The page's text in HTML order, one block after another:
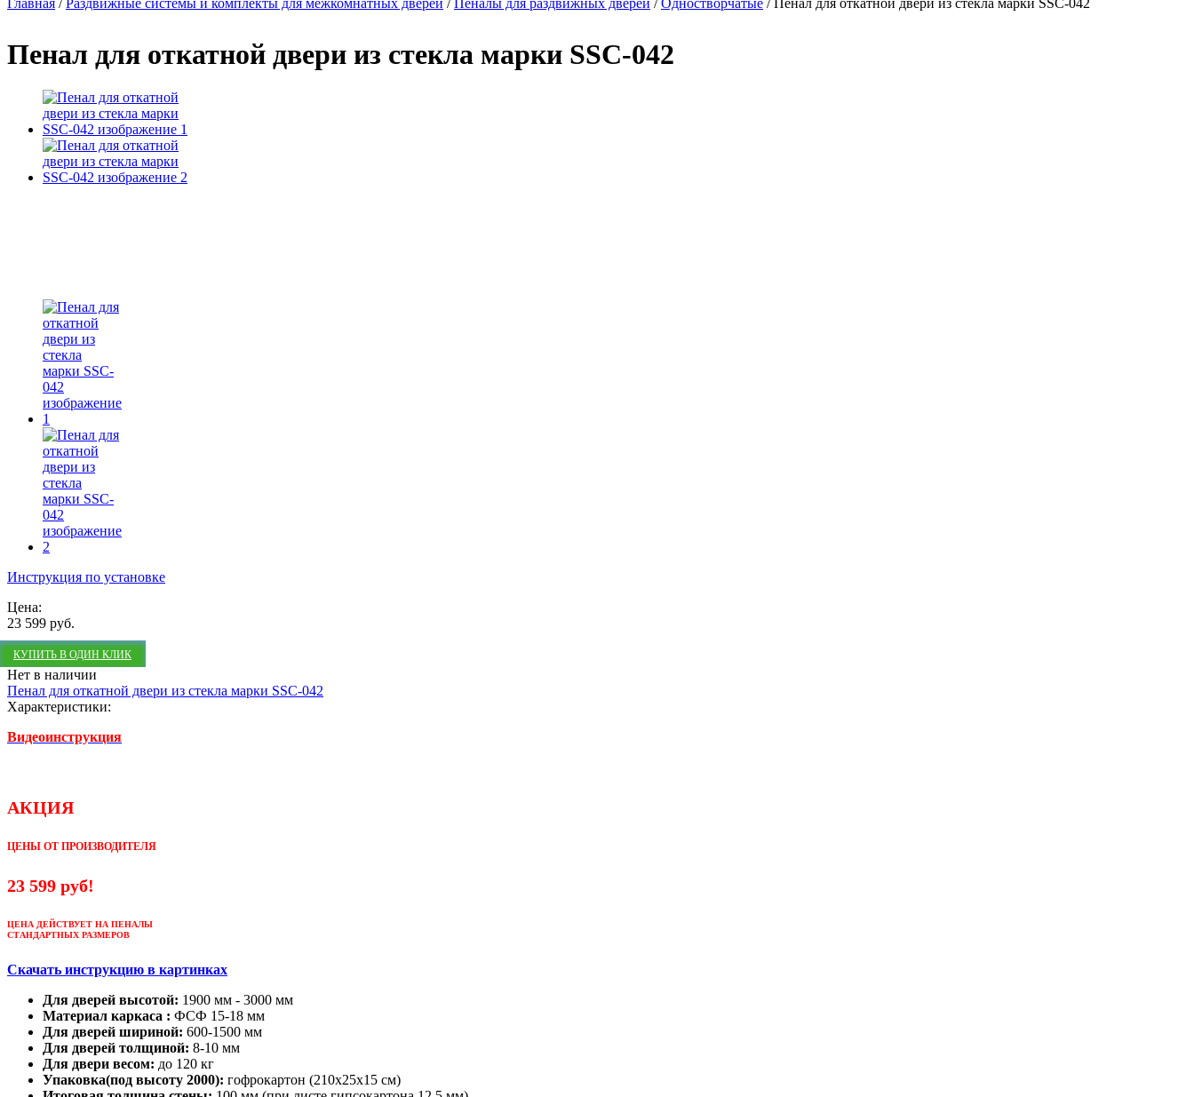
Главная / Раздвижные системы и комплекты для межкомнатных дверей / Пеналы для раздвижных дверей / Одностворчатые / Пенал для откатной двери из стекла марки SSC-042
Пенал для откатной двери из стекла марки SSC-042
Инструкция по установке
Цена:
23 599 руб.
КУПИТЬ В ОДИН КЛИК
Нет в наличии
Пенал для откатной двери из стекла марки SSC-042
Характеристики:
Видеоинструкция
АКЦИЯ
ЦЕНЫ ОТ ПРОИЗВОДИТЕЛЯ
23 599 руб!
ЦЕНА ДЕЙСТВУЕТ НА ПЕНАЛЫ
СТАНДАРТНЫХ РАЗМЕРОВ
Скачать инструкцию в картинках
Для дверей высотой: 1900 мм - 3000 мм
Материал каркаса : ФСФ 15-18 мм
Для дверей шириной: 600-1500 мм
Для дверей толщиной: 8-10 мм
Для двери весом: до 120 кг
Упаковка(под высоту 2000): гофрокартон (210х25х15 см)